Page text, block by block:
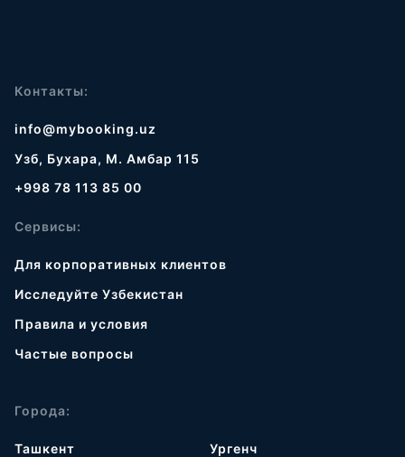
Контакты:
info@mybooking.uz
Узб, Бухара, М. Амбар 115
+998 78 113 85 00
Сервисы:
Для корпоративных клиентов
Исследуйте Узбекистан
Правила и условия
Частые вопросы
Города:
Ташкент
Ургенч